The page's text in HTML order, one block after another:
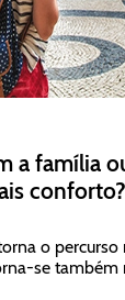
a família
conforto?
o percurso
se também